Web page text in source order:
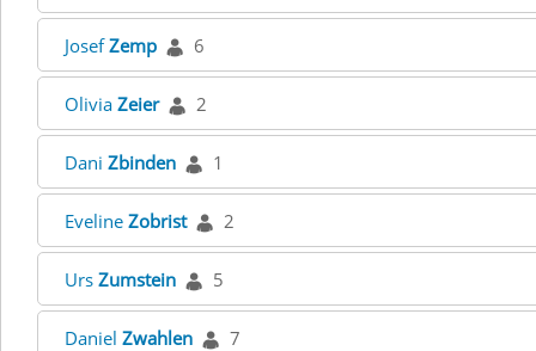
JosefZemp 6
Olivia Zeier 2
Dani Zbinden 1
Eveline Zobrist 2
Urs Zumstein 5
Daniel Zwahlen 7